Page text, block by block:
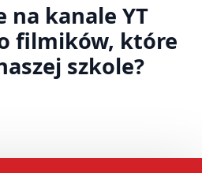
na kanale YT
filmików, które
szkole?